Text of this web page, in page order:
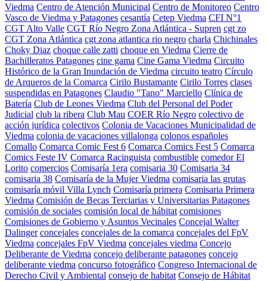
Viedma Centro de Atención Municipal Centro de Monitoreo Centro
Vasco de Viedma y Patagones cesantía Cetep Viedma CFI N°1
CGT Alto Valle CGT Río Negro Zona Atlántica - Supren cgt zo
CGT Zona Atlántica cgt zona atlantica rio negro charla Chichinales
Choky Diaz choque calle zatti choque en Viedma Cierre de
Bachilleratos Patagones cine gama Cine Gama Viedma Circuito
Histórico de la Gran Inundación de Viedma circuito teatro Círculo
de Arqueros de la Comarca Cirilo Bustamante Cirilo Torres clases
suspendidas en Patagones Claudio "Tano" Marciello Clínica de
Batería Club de Leones Viedma Club del Personal del Poder
Judicial club la ribera Club Mau COER Río Negro colectivo de
acción jurídica colectivos Colonia de Vacaciones Municipalidad de
Viedma colonia de vacaciones villalonga colonos españoles
Comallo Comarca Comic Fest 6 Comarca Comics Fest 5 Comarca
Comics Feste IV Comarca Racinguista combustible comedor El
Lorito comercios Comisaría 1era comisaria 30 Comisaria 34
comisaria 38 Comisaría de la Mujer Viedma comisaria las grutas
comisaría móvil Villa Lynch Comisaría primera Comisaria Primera
Viedma Comisión de Becas Terciarias y Universitarias Patagones
comisión de sociales comisión local de hábitat comisiones
Comisiones de Gobierno y Asuntos Vecinales Concejal Walter
Dalinger concejales concejales de la comarca concejales del FpV
Viedma concejales FpV Viedma concejales viedma Concejo
Deliberante de Viedma concejo deliberante patagones concejo
deliberante viedma concurso fotográfico Congreso Internacional de
Derecho Civil y Ambiental consejo de habitat Consejo de Hábitat